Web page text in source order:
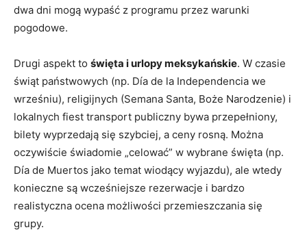
dwa dni mogą wypaść z programu przez warunki
pogodowe.
Drugi aspekt to święta i urlopy meksykańskie. W czasie
świąt państwowych (np. Día de la Independencia we
wrześniu), religijnych (Semana Santa, Boże Narodzenie) i
lokalnych fiest transport publiczny bywa przepełniony,
bilety wyprzedają się szybciej, a ceny rosną. Można
oczywiście świadomie „celować” w wybrane święta (np.
Día de Muertos jako temat wiodący wyjazdu), ale wtedy
konieczne są wcześniejsze rezerwacje i bardzo
realistyczna ocena możliwości przemieszczania się
grupy.